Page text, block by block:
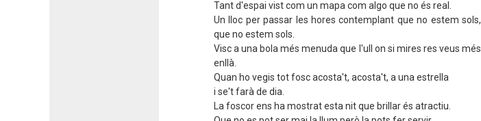
Tant d'espai vist com un mapa com algo que no és real.
Un lloc per passar les hores contemplant que no estem sols,
que no estem sols.
Visc a una bola més menuda que l'ull on si mires res veus més
enllà.
Quan ho vegis tot fosc acosta't, acosta't, a una estrella
i se't farà de dia.
La foscor ens ha mostrat esta nit que brillar és atractiu.